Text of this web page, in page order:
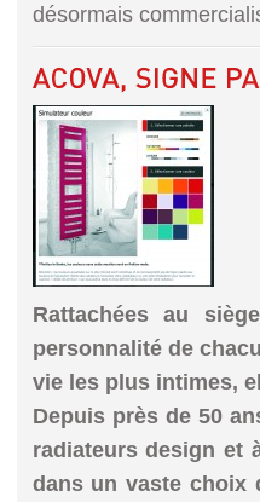
désormais
Rattachées au
personnalité de
vie les plus intimes,
Depuis près de 50
radiateurs design et
dans un vaste choix